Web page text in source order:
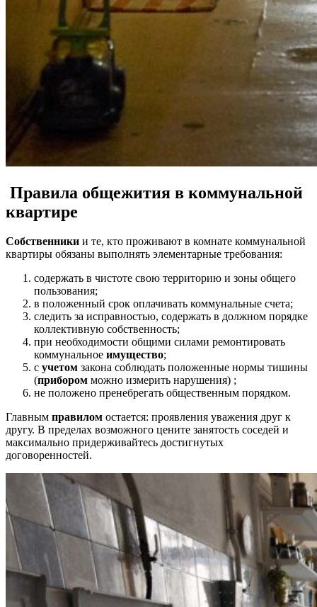
Правила общежития в коммунальной
квартире
Собственники и те, кто проживают в комнате коммунальной
квартиры обязаны выполнять элементарные требования:
содержать в чистоте свою территорию и зоны общего
пользования;
в положенный срок оплачивать коммунальные счета;
следить за исправностью, содержать в должном порядке
коллективную собственность;
при необходимости общими силами ремонтировать
коммунальное имущество;
с учетом закона соблюдать положенные нормы тишины
(прибором можно измерить нарушения) ;
не положено пренебрегать общественным порядком.
Главным правилом остается: проявления уважения друг к
другу. В пределах возможного цените занятость соседей и
максимально придерживайтесь достигнутых
договоренностей.